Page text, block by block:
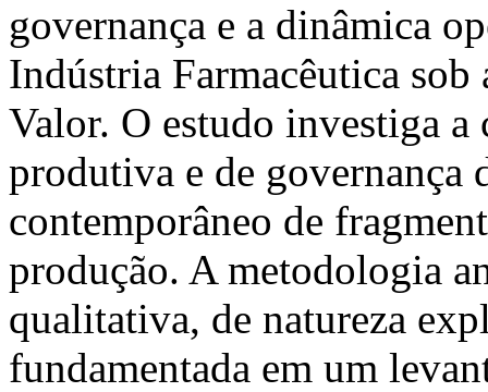
governança e a dinâmica
Indústria Farmacêutica sob
Valor. O estudo investiga
produtiva e de governança
contemporâneo de
produção. A metodologia
qualitativa, de natureza
fundamentada em um